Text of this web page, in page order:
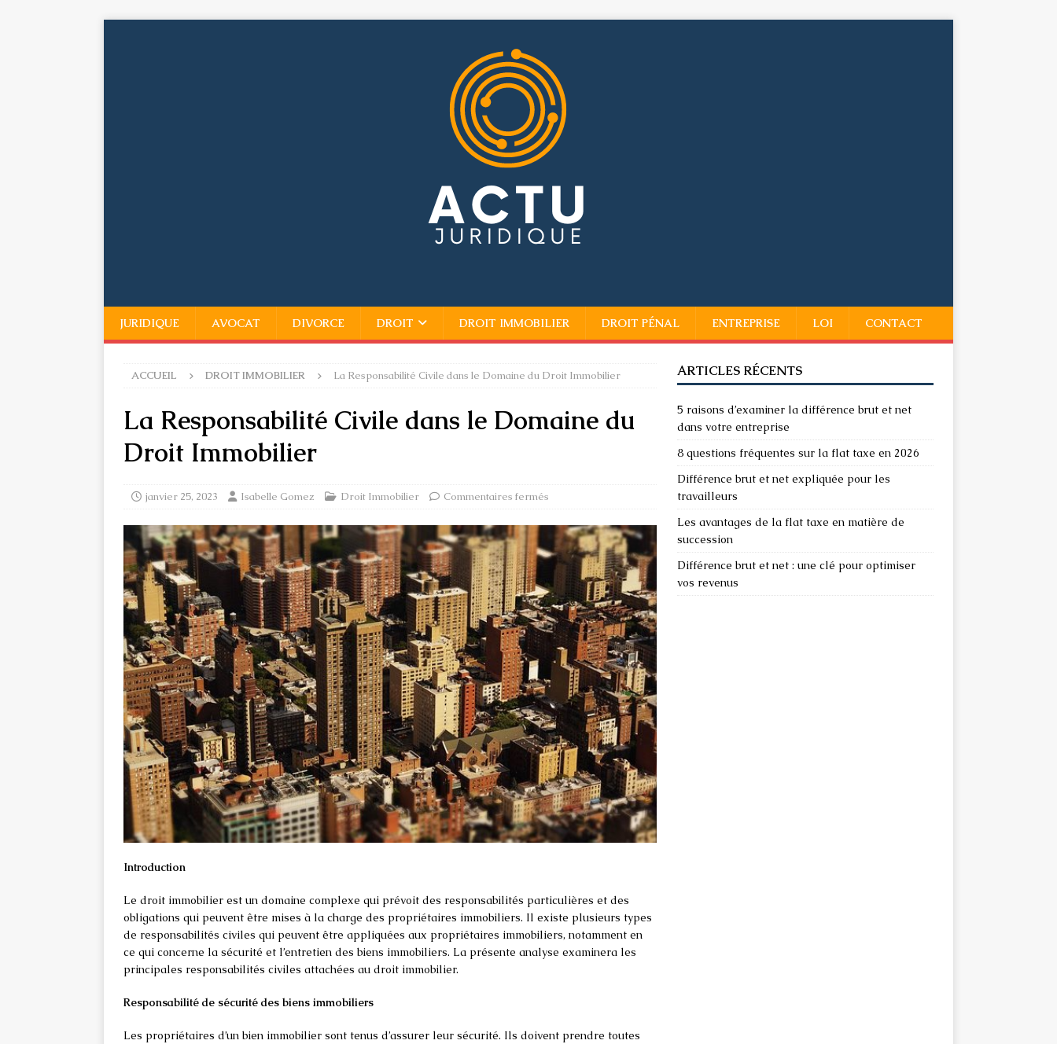
JURIDIQUE AVOCAT DIVORCE DROIT DROIT IMMOBILIER DROIT PÉNAL ENTREPRISE LOI CONTACT
ACCUEIL DROIT IMMOBILIER La Responsabilité Civile dans le Domaine du Droit Immobilier
La Responsabilité Civile dans le Domaine du
Droit Immobilier
janvier 25, 2023 Isabelle Gomez Droit Immobilier Commentaires fermés
Introduction
Le droit immobilier est un domaine complexe qui prévoit des responsabilités particulières et des
obligations qui peuvent être mises à la charge des propriétaires immobiliers. Il existe plusieurs types
de responsabilités civiles qui peuvent être appliquées aux propriétaires immobiliers, notamment en
ce qui concerne la sécurité et l’entretien des biens immobiliers. La présente analyse examinera les
principales responsabilités civiles attachées au droit immobilier.
Responsabilité de sécurité des biens immobiliers
Les propriétaires d’un bien immobilier sont tenus d’assurer leur sécurité. Ils doivent prendre toutes
ARTICLES RÉCENTS
5 raisons d’examiner la différence brut et net
dans votre entreprise
8 questions fréquentes sur la flat taxe en 2026
Différence brut et net expliquée pour les
travailleurs
Les avantages de la flat taxe en matière de
succession
Différence brut et net : une clé pour optimiser
vos revenus